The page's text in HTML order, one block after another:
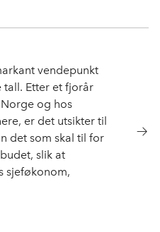
vendepunkt
tall. Etter et fjorår
og hos
er det utsikter til
det som skal til for
slik at
sjeføkonom,